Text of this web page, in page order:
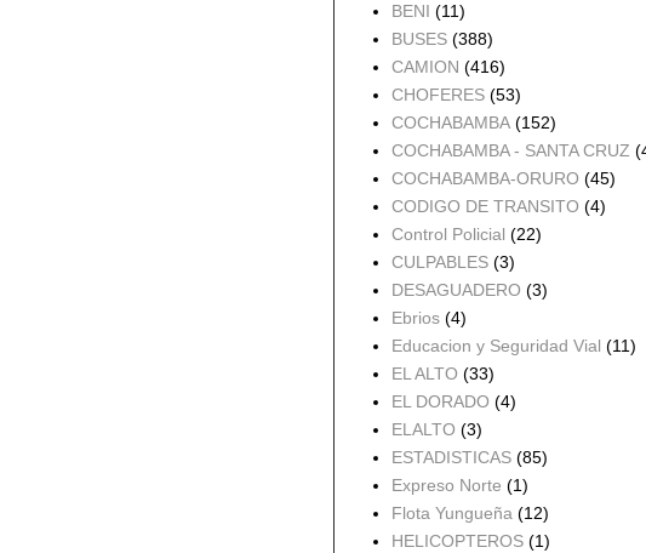
BENI (11)
BUSES (388)
CAMION (416)
CHOFERES (53)
COCHABAMBA (152)
COCHABAMBA - SANTA CRUZ
COCHABAMBA-ORURO (45)
CODIGO DE TRANSITO (4)
Control Policial (22)
CULPABLES (3)
DESAGUADERO (3)
Ebrios (4)
Educacion y Seguridad Vial (11)
EL ALTO (33)
EL DORADO (4)
ELALTO (3)
ESTADISTICAS (85)
Expreso Norte (1)
Flota Yungueña (12)
HELICOPTEROS (1)